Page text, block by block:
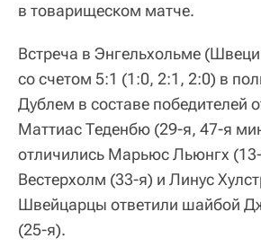
в товарищеском матче.
Встреча в Энгельхольме
со счетом 5:1 (1:0, 2:1, 2:0) в
Дублем в составе победителей
Маттиас Теденбю (29-я, 47-я
отличились Марьюс Льюнгх
Вестерхолм (33-я) и Линус
Швейцарцы ответили шайбой
(25-я).